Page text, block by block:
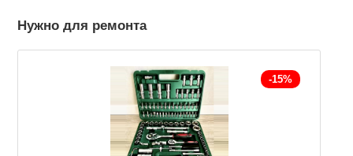
Нужно для ремонта
-15%